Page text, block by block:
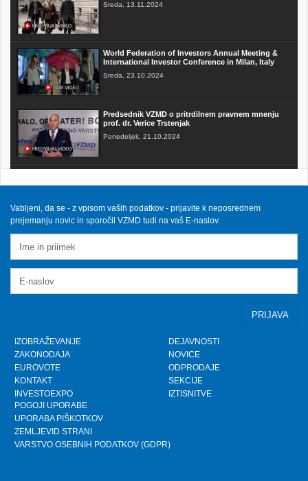
Sreda, 13.11.2024
World Federation of Investors Annual Meeting &
International Investor Conference in Milan, Italy
Sreda, 23.10.2024
Predsednik VZMD o pritrdilnem pravnem mnenju
prof. dr. Verice Trstenjak
Ponedeljek, 21.10.2024
skupinskih tožb zoper telekomunikacijske
Sobota, 12.10.2024
VZMD na Odboru za finance DZ RS s predlogi
Petek, 10.5.2024
www.kolektivno-varstvo.si -- Izjava mag. Kristjan
Verbič, predsednik VZMD: Halo, operater! Bodi fer.
Torek, 26.3.2024
Vabljeni, da se - z vpisom vaših podatkov - prijavite k neposrednem
prejemanju novic in sporočil VZMD tudi na vaš E-naslov.
IZOBRAŽEVANJE
ZAKONODAJA
EUROVOTE
KONTAKT
INVESTOEXPO
DEJAVNOSTI
NOVICE
ODPRODAJE
SEKCIJE
IZTISNITVE
POGOJI UPORABE
UPORABA PIŠKOTKOV
ZEMLJEVID STRANI
VARSTVO OSEBNIH PODATKOV (GDPR)